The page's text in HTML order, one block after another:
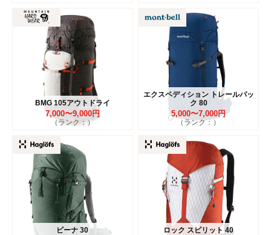
BMG 105アウトドライ
7,000〜9,000円
（ランク：）
エクスペディション トレールパッ
ク 80
5,000〜7,000円
（ランク：）
ビーナ 30 ロック スピリット 40